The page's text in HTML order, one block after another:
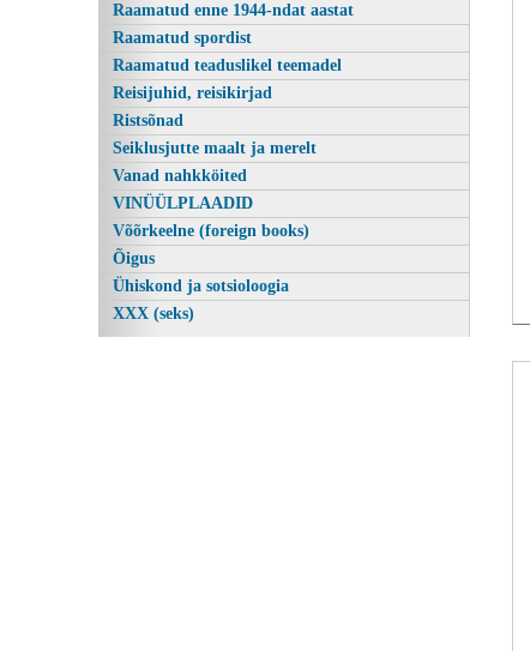
Raamatud enne 1944-ndat aastat
Raamatud spordist
Raamatud teaduslikel teemadel
Reisijuhid, reisikirjad
Ristsõnad
Seiklusjutte maalt ja merelt
Vanad nahkköited
VINÜÜLPLAADID
Võõrkeelne (foreign books)
Õigus
Ühiskond ja sotsioloogia
XXX (seks)